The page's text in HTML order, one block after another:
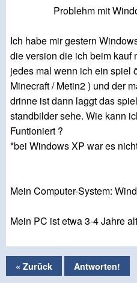
Problehm mit
Ich habe mir gestern
die version die ich beim kauf
jedes mal wenn ich ein spiel
Minecraft / Metin2 ) und der
drinne ist dann laggt das
standbilder sehe. Wie kann
Funtioniert ?
*bei Windows XP war es
Mein Computer-System:
Mein PC ist etwa 3-4 Jahre
« Zurück Antworten!